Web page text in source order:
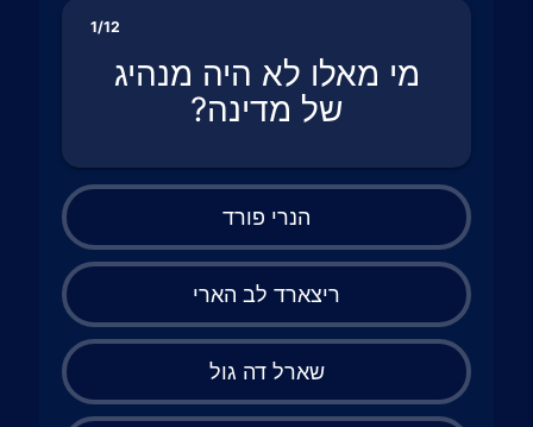
1/12
מי מאלו לא היה מנהיג
של מדינה?
הנרי פורד
ריצארד לב הארי
שארל דה גול